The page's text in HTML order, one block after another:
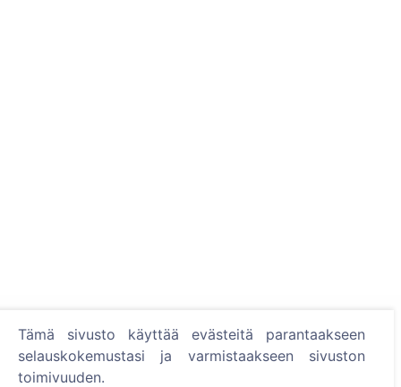
Tietoa
Tietoa CEMETY:stä
Tämä sivusto käyttää evästeitä parantaakseen
selauskokemustasi ja varmistaakseen sivuston
toimivuuden.